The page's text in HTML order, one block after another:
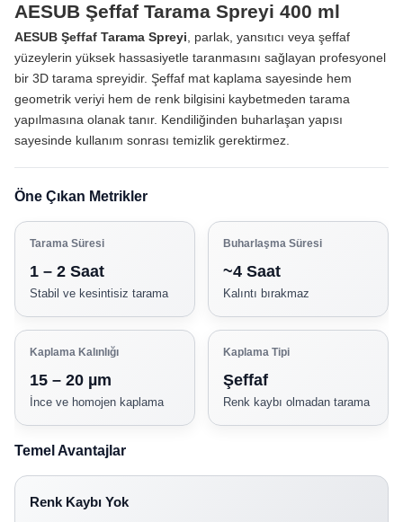
AESUB Şeffaf Tarama Spreyi 400 ml
AESUB Şeffaf Tarama Spreyi , parlak, yansıtıcı veya şeffaf
yüzeylerin yüksek hassasiyetle taranmasını sağlayan profesyonel
bir 3D tarama spreyidir. Şeffaf mat kaplama sayesinde hem
geometrik veriyi hem de renk bilgisini kaybetmeden tarama
yapılmasına olanak tanır. Kendiliğinden buharlaşan yapısı
sayesinde kullanım sonrası temizlik gerektirmez.
Öne Çıkan Metrikler
Tarama Süresi
1 – 2 Saat
Stabil ve kesintisiz tarama
Buharlaşma Süresi
~4 Saat
Kalıntı bırakmaz
Kaplama Kalınlığı
15 – 20 µm
İnce ve homojen kaplama
Kaplama Tipi
Şeffaf
Renk kaybı olmadan tarama
Temel Avantajlar
Renk Kaybı Yok